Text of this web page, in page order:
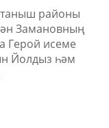
районы
Замановның
Герой исеме
Йолдыз һәм